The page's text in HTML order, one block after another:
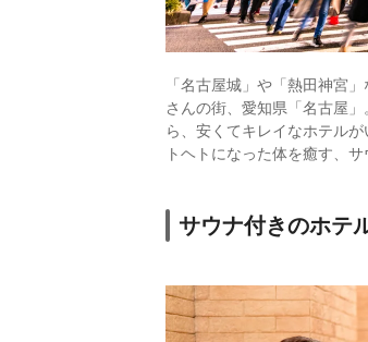
「名古屋城」や「熱田神宮
さんの街、愛知県「名古屋
ら、安くてキレイなホテル
トヘトになった体を癒す、
サウナ付きのホテ